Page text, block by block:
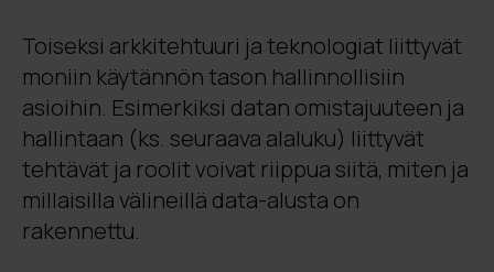
Toiseksi arkkitehtuuri ja teknologiat liittyvät
moniin käytännön tason hallinnollisiin
asioihin. Esimerkiksi datan omistajuuteen ja
hallintaan (ks. seuraava alaluku) liittyvät
tehtävät ja roolit voivat riippua siitä, miten ja
millaisilla välineillä data-alusta on
rakennettu.